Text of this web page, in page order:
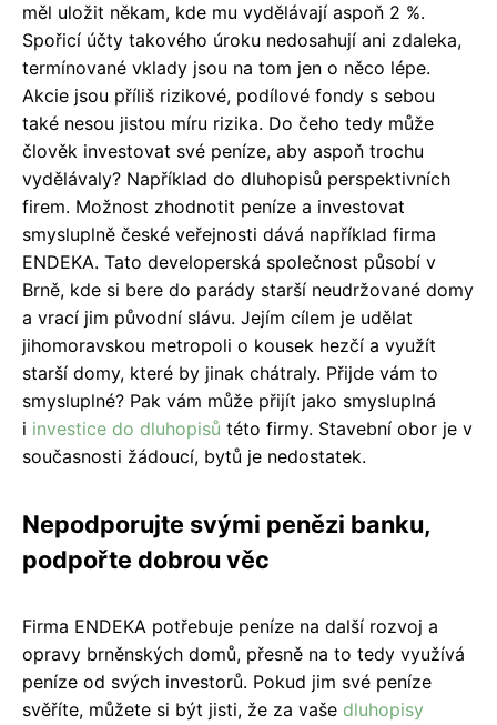
měl uložit někam, kde mu vydělávají aspoň 2 %.
Spořicí účty takového úroku nedosahují ani zdaleka,
termínované vklady jsou na tom jen o něco lépe.
Akcie jsou příliš rizikové, podílové fondy s sebou
také nesou jistou míru rizika. Do čeho tedy může
člověk investovat své peníze, aby aspoň trochu
vydělávaly? Například do dluhopisů perspektivních
firem. Možnost zhodnotit peníze a investovat
smysluplně české veřejnosti dává například firma
ENDEKA. Tato developerská společnost působí v
Brně, kde si bere do parády starší neudržované domy
a vrací jim původní slávu. Jejím cílem je udělat
jihomoravskou metropoli o kousek hezčí a využít
starší domy, které by jinak chátraly. Přijde vám to
smysluplné? Pak vám může přijít jako smysluplná
i investice do dluhopisů této firmy. Stavební obor je v
současnosti žádoucí, bytů je nedostatek.
Nepodporujte svými penězi banku,
podpořte dobrou věc
Firma ENDEKA potřebuje peníze na další rozvoj a
opravy brněnských domů, přesně na to tedy využívá
peníze od svých investorů. Pokud jim své peníze
svěříte, můžete si být jisti, že za vaše dluhopisy